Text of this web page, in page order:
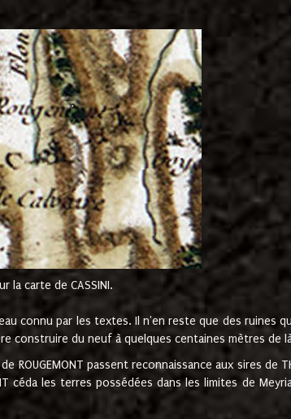
la carte de CASSINI.
connu par les textes. Il n'en reste que des ruines
construire du neuf à quelques centaines mètres de
ROUGEMONT passent reconnaissance aux sires
céda les terres possédées dans les limites de